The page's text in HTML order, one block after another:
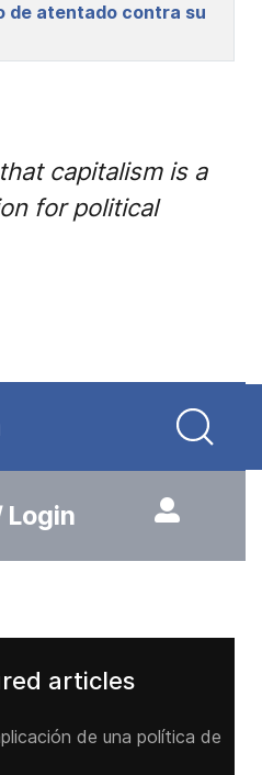
de atentado contra su
capitalism is a
for political
articles
de una política de